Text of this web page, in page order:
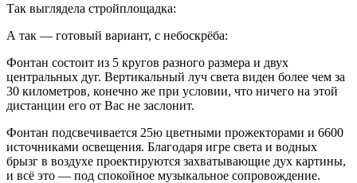
Так выглядела стройплощадка:
А так — готовый вариант, с небоскрёба:
Фонтан состоит из 5 кругов разного размера и двух
центральных дуг. Вертикальный луч света виден более чем за
30 километров, конечно же при условии, что ничего на этой
дистанции его от Вас не заслонит.
Фонтан подсвечивается 25ю цветными прожекторами и 6600
источниками освещения. Благодаря игре света и водных
брызг в воздухе проектируются захватывающие дух картины,
и всё это — под спокойное музыкальное сопровождение.